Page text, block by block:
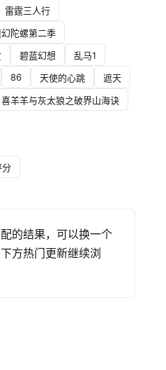
雷霆三人行
幻陀螺第二季
碧蓝幻想
乱马1
86 天使的心跳
遮天
喜羊羊与灰太狼之破界山海诀
分
的结果，可以换一个
方热门更新继续浏